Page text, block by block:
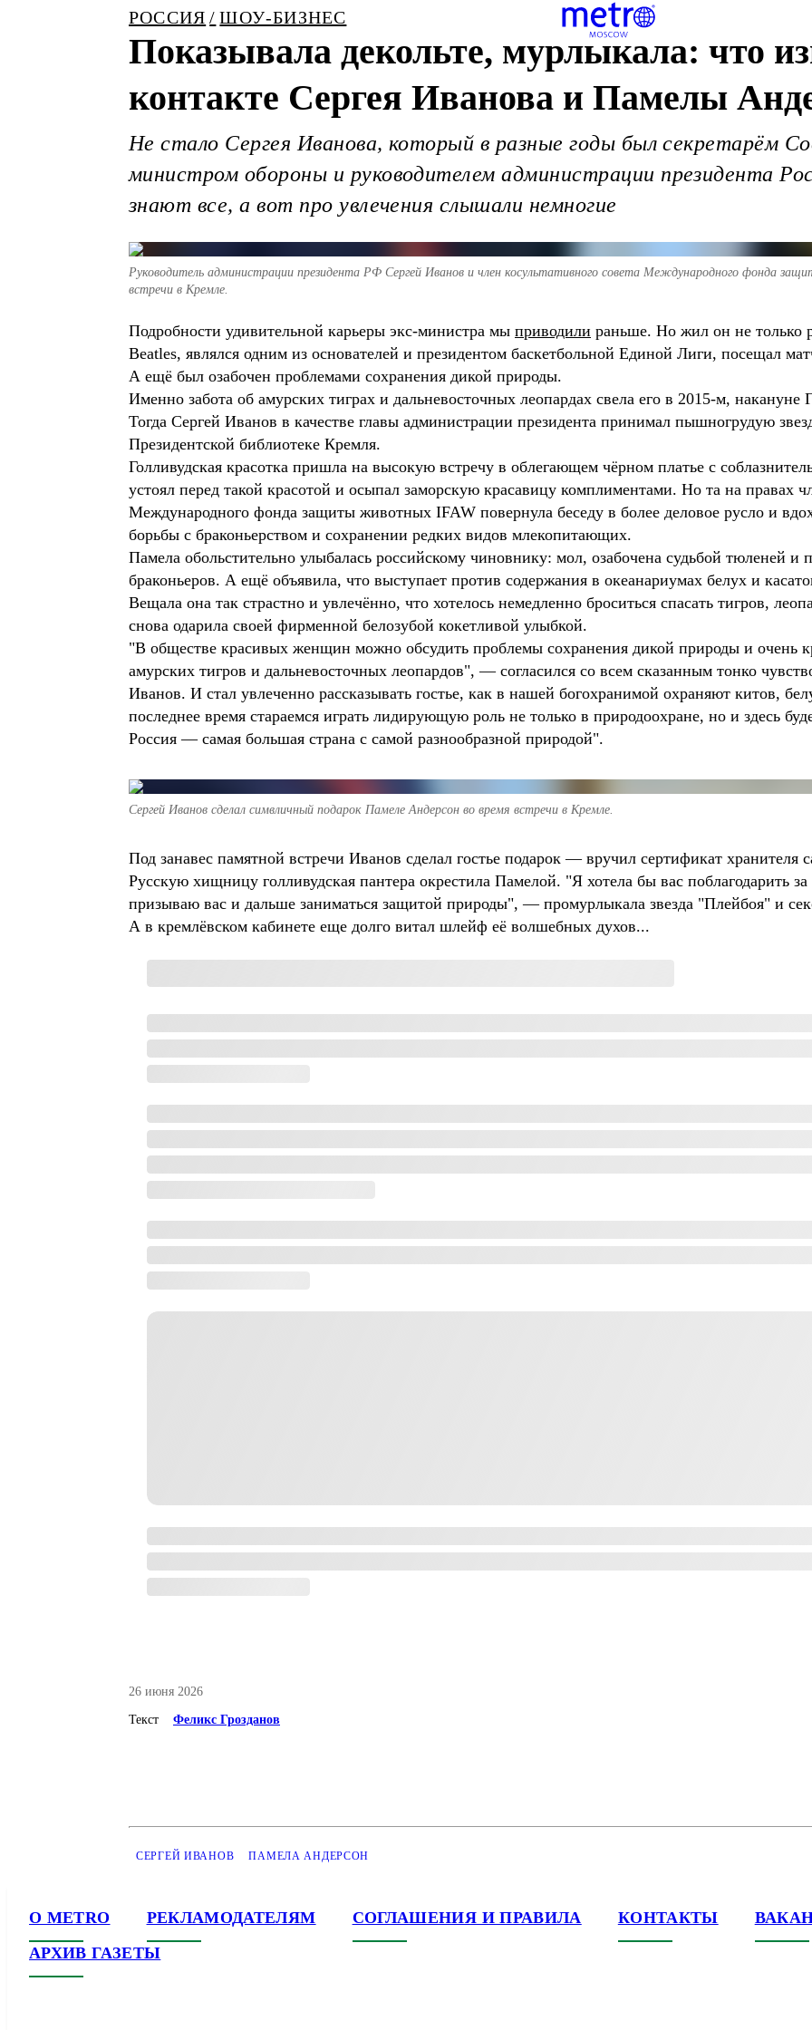
РОССИЯ ШОУ-БИЗНЕС
Показывала декольте, мурлыкала: что
контакте Сергея Иванова и Памелы
Не стало Сергея Иванова, который в разные годы был секретарём
министром обороны и руководителем администрации президента
знают все, а вот про увлечения слышали немногие
Руководитель администрации президента РФ Сергей Иванов и член косультативного совета Международного фонда
встречи в Кремле.
Подробности удивительной карьеры экс-министра мы приводили раньше. Но жил он не только
Beatles, являлся одним из основателей и президентом баскетбольной Единой Лиги, посещал
А ещё был озабочен проблемами сохранения дикой природы.
Именно забота об амурских тиграх и дальневосточных леопардах свела его в 2015-м,
Тогда Сергей Иванов в качестве главы администрации президента принимал пышногрудую
Президентской библиотеке Кремля.
Голливудская красотка пришла на высокую встречу в облегающем чёрном платье с
устоял перед такой красотой и осыпал заморскую красавицу комплиментами. Но та на правах
Международного фонда защиты животных IFAW повернула беседу в более деловое русло и
борьбы с браконьерством и сохранении редких видов млекопитающих.
Памела обольстительно улыбалась российскому чиновнику: мол, озабочена судьбой тюленей
браконьеров. А ещё объявила, что выступает против содержания в океанариумах белух и
Вещала она так страстно и увлечённо, что хотелось немедленно броситься спасать тигров,
снова одарила своей фирменной белозубой кокетливой улыбкой.
"В обществе красивых женщин можно обсудить проблемы сохранения дикой природы и очень
амурских тигров и дальневосточных леопардов", — согласился со всем сказанным тонко
Иванов. И стал увлеченно рассказывать гостье, как в нашей богохранимой охраняют китов,
последнее время стараемся играть лидирующую роль не только в природоохране, но и здесь
Россия — самая большая страна с самой разнообразной природой".
Сергей Иванов сделал симвличный подарок Памеле Андерсон во время встречи в Кремле.
Под занавес памятной встречи Иванов сделал гостье подарок — вручил сертификат хранителя
Русскую хищницу голливудская пантера окрестила Памелой. "Я хотела бы вас поблагодарить
призываю вас и дальше заниматься защитой природы", — промурлыкала звезда "Плейбоя" и
А в кремлёвском кабинете еще долго витал шлейф её волшебных духов...
26 июня 2026
Текст Феликс Грозданов
СЕРГЕЙ ИВАНОВ ПАМЕЛА АНДЕРСОН
О METRO РЕКЛАМОДАТЕЛЯМ СОГЛАШЕНИЯ И ПРАВИЛА КОНТАКТЫ
АРХИВ ГАЗЕТЫ